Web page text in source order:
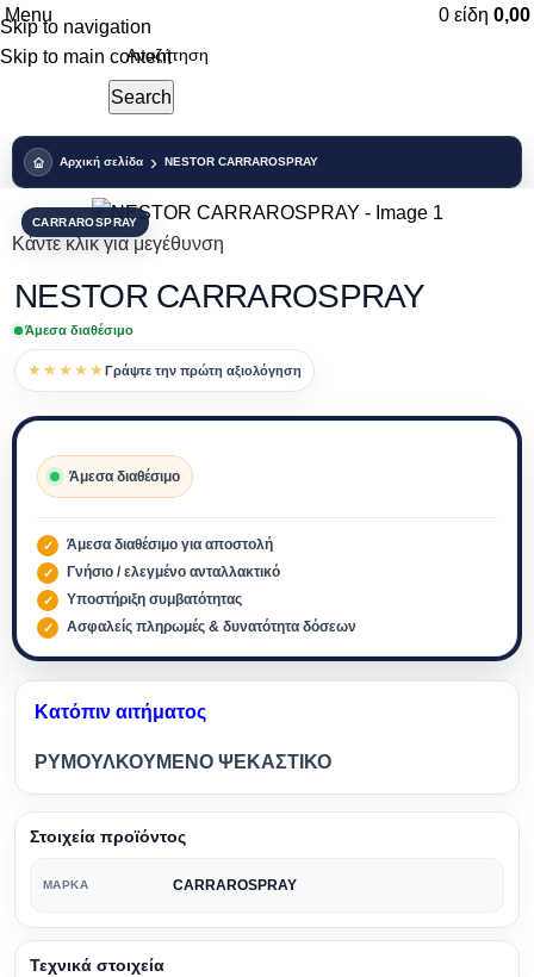
Skip to navigation
Skip to main content
Menu 0 είδη 0,00
Search
Αρχική σελίδα NESTOR CARRAROSPRAY
CARRAROSPRAY
Κάντε κλικ για μεγέθυνση
NESTOR CARRAROSPRAY
Άμεσα διαθέσιμο
★★★★★Γράψτε την πρώτη αξιολόγηση
Κατόπιν αιτήματος
ΡΥΜΟΥΛΚΟΥΜΕΝΟ ΨΕΚΑΣΤΙΚΟ
Στοιχεία προϊόντος
ΜΆΡΚΑ CARRAROSPRAY
Τεχνικά στοιχεία
Άμεσα διαθέσιμο
Άμεσα διαθέσιμο για αποστολή
Γνήσιο / ελεγμένο ανταλλακτικό
Υποστήριξη συμβατότητας
Ασφαλείς πληρωμές & δυνατότητα δόσεων